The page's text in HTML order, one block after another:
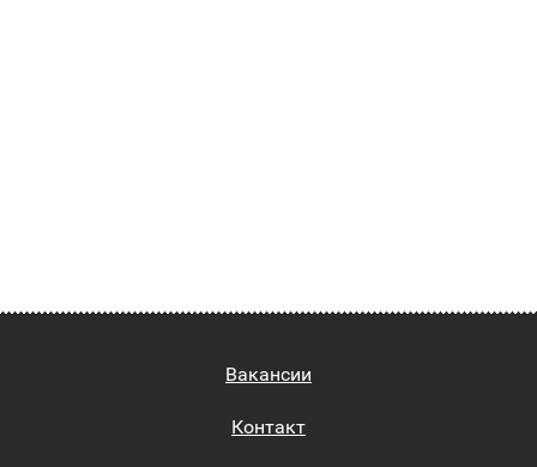
Вакансии
Контакт